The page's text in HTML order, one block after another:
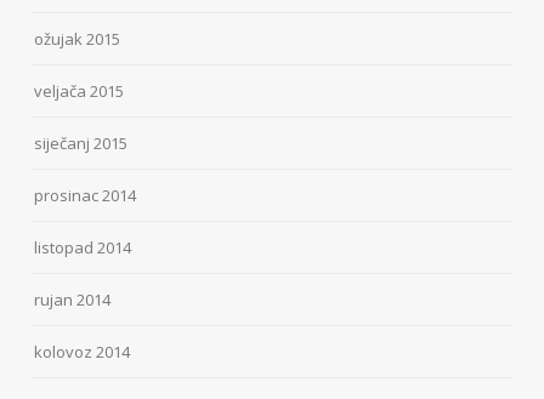
ožujak 2015
veljača 2015
siječanj 2015
prosinac 2014
listopad 2014
rujan 2014
kolovoz 2014